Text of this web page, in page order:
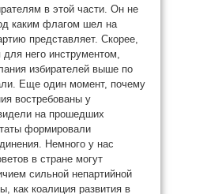
в этой части. Он не
каким флагом шел на
представляет. Скорее,
для него инструментом,
избирателей выше по
Еще один момент, почему
востребованы у
на прошедших
формировали
Немного у нас
в стране могут
сильной непартийной
как коалиция развития в